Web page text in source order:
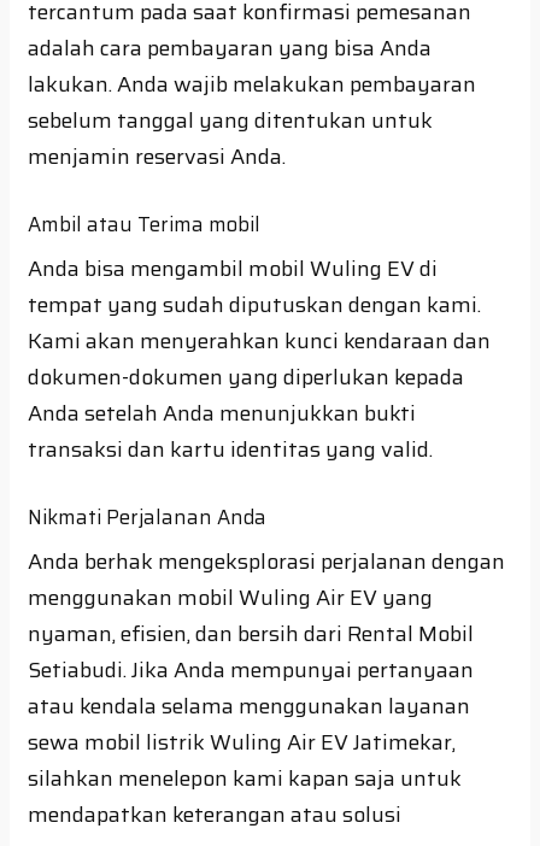
tercantum pada saat konfirmasi pemesanan
adalah cara pembayaran yang bisa Anda
lakukan. Anda wajib melakukan pembayaran
sebelum tanggal yang ditentukan untuk
menjamin reservasi Anda.
Ambil atau Terima mobil
Anda bisa mengambil mobil Wuling EV di
tempat yang sudah diputuskan dengan kami.
Kami akan menyerahkan kunci kendaraan dan
dokumen-dokumen yang diperlukan kepada
Anda setelah Anda menunjukkan bukti
transaksi dan kartu identitas yang valid.
Nikmati Perjalanan Anda
Anda berhak mengeksplorasi perjalanan dengan
menggunakan mobil Wuling Air EV yang
nyaman, efisien, dan bersih dari Rental Mobil
Setiabudi. Jika Anda mempunyai pertanyaan
atau kendala selama menggunakan layanan
sewa mobil listrik Wuling Air EV Jatimekar,
silahkan menelepon kami kapan saja untuk
mendapatkan keterangan atau solusi